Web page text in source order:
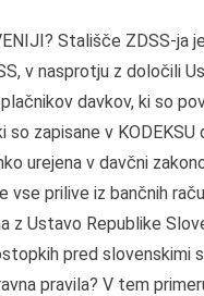
Stališče ZDSS-ja
v nasprotju z določili
davkov, ki so
zapisane v
urejena v davčni
vse prilive iz bančnih
z Ustavo Republike
pred slovenskimi
pravila? V tem